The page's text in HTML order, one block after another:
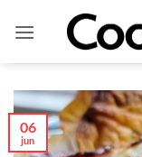
naar
06
jun